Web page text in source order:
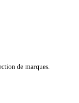
de marques.